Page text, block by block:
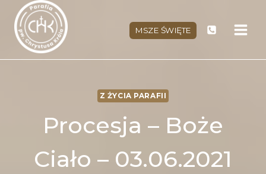
Przejdź
treści
MSZE ŚWIĘTE
Z ŻYCIA PARAFII
Procesja – Boże
Ciało – 03.06.2021